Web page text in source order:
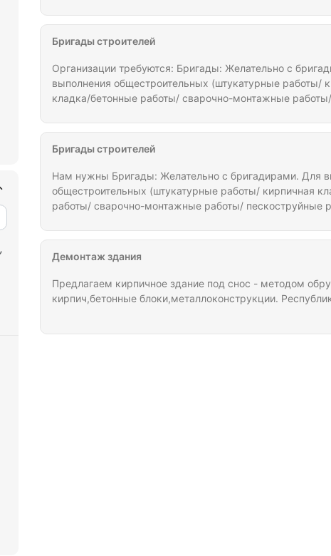
,
Бригады строителей
Организации требуются: Бригады: Желательно с бригадирами. Для
выполнения общестроительных (штукатурные работы/
кладка/бетонные работы/ сварочно-монтажные
время+кту за выполненные работы.
Бригады строителей
Нам нужны Бригады: Желательно с бригадирами. Для
общестроительных (штукатурные работы/ кирпичная
работы/ сварочно-монтажные работы/ пескоструйные
работы.
Демонтаж здания
Предлагаем кирпичное здание под снос - методом
кирпич,бетонные блоки,металлоконструкции.